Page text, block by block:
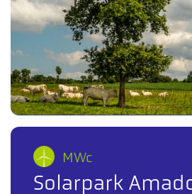
MWc
Solarpark